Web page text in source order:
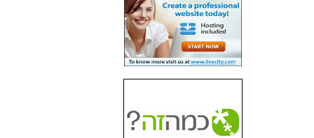
אישר לקבוצת סלקום
בדיוק מה שביבי אישר
כאן
האם השר איוב קרא
היה צריך בכלל לחתום
על האישור, שנתן
האם ביבי וקרא קבלו
בכלל תמורה עבור